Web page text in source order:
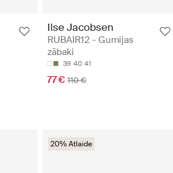
Ilse Jacobsen
RUBAIR12 - Gumijas
zābaki
39 40 41
77 € 110 €
20% Atlaide